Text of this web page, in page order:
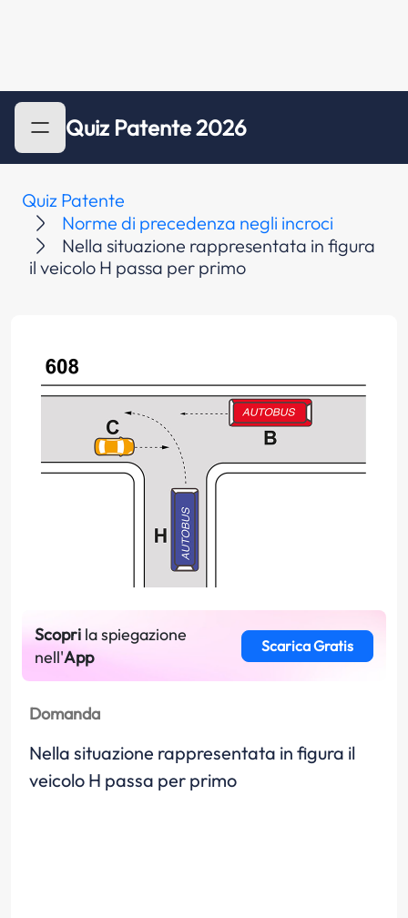
Quiz Patente 2026
Quiz Patente
Norme di precedenza negli incroci
Nella situazione rappresentata in figura
il veicolo H passa per primo
Scopri la spiegazione
nell'App
Scarica Gratis
Domanda
Nella situazione rappresentata in figura il
veicolo H passa per primo